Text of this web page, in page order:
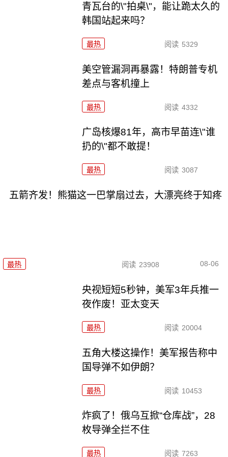
青瓦台的\"拍桌\"，能让跪太久的
韩国站起来吗？
最热 阅读 5329
美空管漏洞再暴露！特朗普专机
差点与客机撞上
最热 阅读 4332
广岛核爆81年，高市早苗连\"谁
扔的\"都不敢提！
最热 阅读 3087
五箭齐发！熊猫这一巴掌扇过去，大漂亮终于知疼
最热 阅读 23908 08-06
央视短短5秒钟，美军3年兵推一
夜作废！亚太变天
最热 阅读 20004
五角大楼这操作！美军报告称中
国导弹不如伊朗？
最热 阅读 10453
炸疯了！俄乌互掀“仓库战”，28
枚导弹全拦不住
最热 阅读 7263